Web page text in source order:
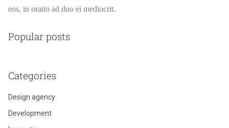
eos, in oratio ad duo ei mediocrit.
Popular posts
Categories
Design agency
Development